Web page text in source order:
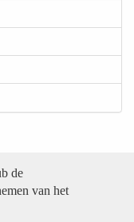
de
van het